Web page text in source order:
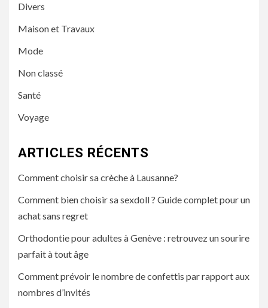
Divers
Maison et Travaux
Mode
Non classé
Santé
Voyage
ARTICLES RÉCENTS
Comment choisir sa crèche à Lausanne?
Comment bien choisir sa sexdoll ? Guide complet pour un
achat sans regret
Orthodontie pour adultes à Genève : retrouvez un sourire
parfait à tout âge
Comment prévoir le nombre de confettis par rapport aux
nombres d’invités